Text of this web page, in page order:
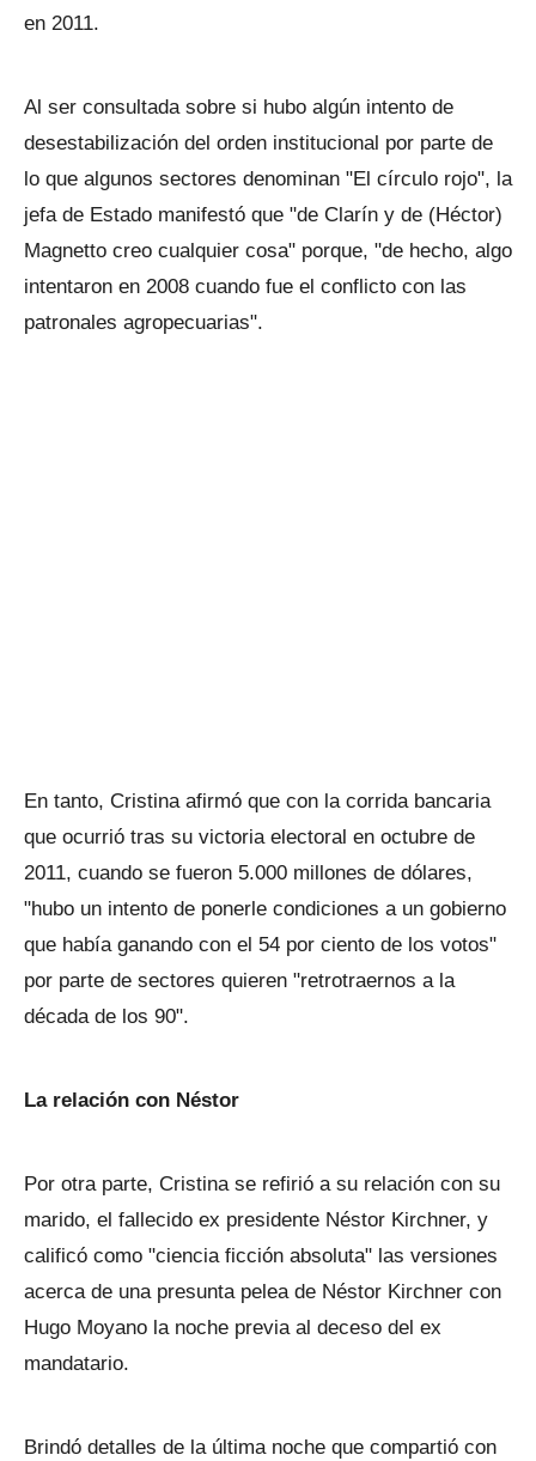
en 2011.
Al ser consultada sobre si hubo algún intento de
desestabilización del orden institucional por parte de
lo que algunos sectores denominan "El círculo rojo", la
jefa de Estado manifestó que "de Clarín y de (Héctor)
Magnetto creo cualquier cosa" porque, "de hecho, algo
intentaron en 2008 cuando fue el conflicto con las
patronales agropecuarias".
En tanto, Cristina afirmó que con la corrida bancaria
que ocurrió tras su victoria electoral en octubre de
2011, cuando se fueron 5.000 millones de dólares,
"hubo un intento de ponerle condiciones a un gobierno
que había ganando con el 54 por ciento de los votos"
por parte de sectores quieren "retrotraernos a la
década de los 90".
La relación con Néstor
Por otra parte, Cristina se refirió a su relación con su
marido, el fallecido ex presidente Néstor Kirchner, y
calificó como "ciencia ficción absoluta" las versiones
acerca de una presunta pelea de Néstor Kirchner con
Hugo Moyano la noche previa al deceso del ex
mandatario.
Brindó detalles de la última noche que compartió con